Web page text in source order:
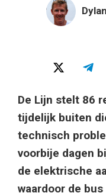
De Lijn stelt 86
tijdelijk buiten
technisch
voorbije dagen
de elektrische
waardoor de